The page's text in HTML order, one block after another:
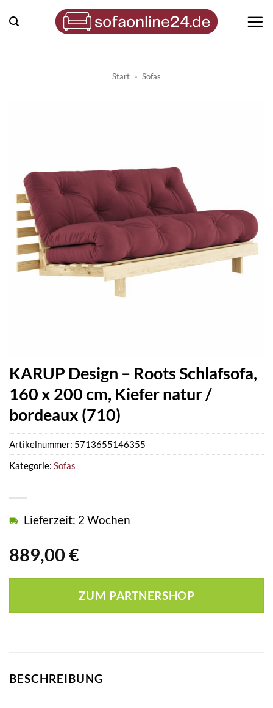
Inhalt
springen
Start » Sofas
KARUP Design – Roots Schlafsofa,
160 x 200 cm, Kiefer natur /
bordeaux (710)
889,00 €
Lieferzeit: 2 Wochen
ZUM PARTNERSHOP
Artikelnummer: 5713655146355
Kategorie: Sofas
BESCHREIBUNG